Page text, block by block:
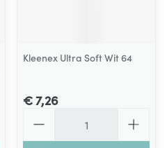
Kleenex Ultra Soft Wit 64
€ 7,26